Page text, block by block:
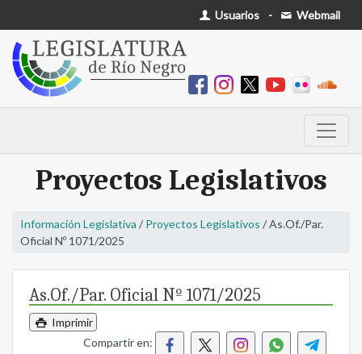
Usuarios - Webmail
Proyectos Legislativos
Información Legislativa / Proyectos Legislativos / As.Of./Par.
Oficial Nº 1071/2025
As.Of./Par. Oficial Nº 1071/2025
Imprimir
Compartir en: